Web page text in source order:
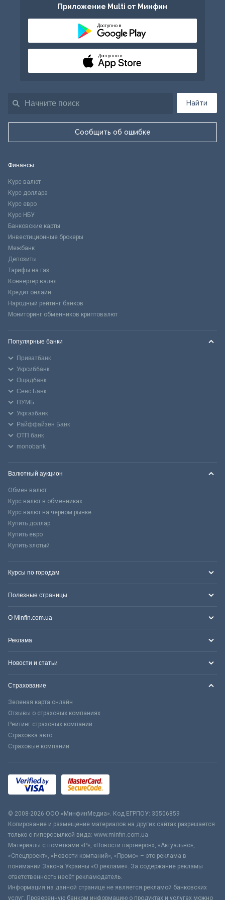
Найти
Сообщить об ошибке
Приложение Multi от Минфин
Доступно в
Доступно в
Финансы
Курс валют
Курс доллара
Курс евро
Курс НБУ
Банковские карты
Инвестиционные брокеры
Межбанк
Депозиты
Тарифы на газ
Конвертер валют
Кредит онлайн
Народный рейтинг банков
Мониторинг обменников криптовалют
Популярные банки
Приватбанк
Укрсиббанк
Ощадбанк
Сенс Банк
ПУМБ
Укргазбанк
Райффайзен Банк
ОТП банк
monobank
Валютный аукцион
Обмен валют
Курс валют в обменниках
Курс валют на черном рынке
Купить доллар
Купить евро
Купить злотый
Курсы по городам
Полезные страницы
О Minfin.com.ua
Реклама
Новости и статьи
Страхование
Зеленая карта онлайн
Отзывы о страховых компаниях
Рейтинг страховых компаний
Страховка авто
Страховые компании
© 2008-2026 ООО «МинфинМедиа». Код ЕГРПОУ: 35506859
Копирование и размещение материалов на других сайтах разрешается
только с гиперссылкой вида: www.minfin.com.ua
Материалы с пометками «Р», «Новости партнёров», «Актуально»,
«Спецпроект», «Новости компаний», «Промо» – это реклама в
понимании Закона Украины «О рекламе». За содержание рекламы
ответственность несёт рекламодатель.
Информация на данной странице не является рекламой банковских
услуг. Проверенную банком информацию о продуктах и услугах можно